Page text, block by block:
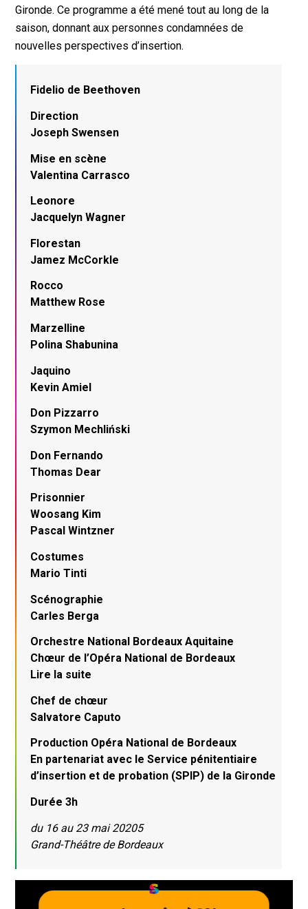
Gironde. Ce programme a été mené tout au long de la
saison, donnant aux personnes condamnées de
nouvelles perspectives d’insertion.
Fidelio de Beethoven
Direction
Joseph Swensen
Mise en scène
Valentina Carrasco
Leonore
Jacquelyn Wagner
Florestan
Jamez McCorkle
Rocco
Matthew Rose
Marzelline
Polina Shabunina
Jaquino
Kevin Amiel
Don Pizzarro
Szymon Mechliński
Don Fernando
Thomas Dear
Prisonnier
Woosang Kim
Pascal Wintzner
Costumes
Mario Tinti
Scénographie
Carles Berga
Orchestre National Bordeaux Aquitaine
Chœur de l’Opéra National de Bordeaux
Lire la suite
Chef de chœur
Salvatore Caputo
Production Opéra National de Bordeaux
En partenariat avec le Service pénitentiaire
d’insertion et de probation (SPIP) de la Gironde
Durée 3h
du 16 au 23 mai 20205
Grand-Théâtre de Bordeaux